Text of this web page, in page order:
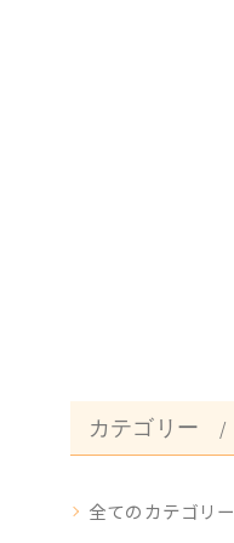
カテゴリー
全てのカテゴリー